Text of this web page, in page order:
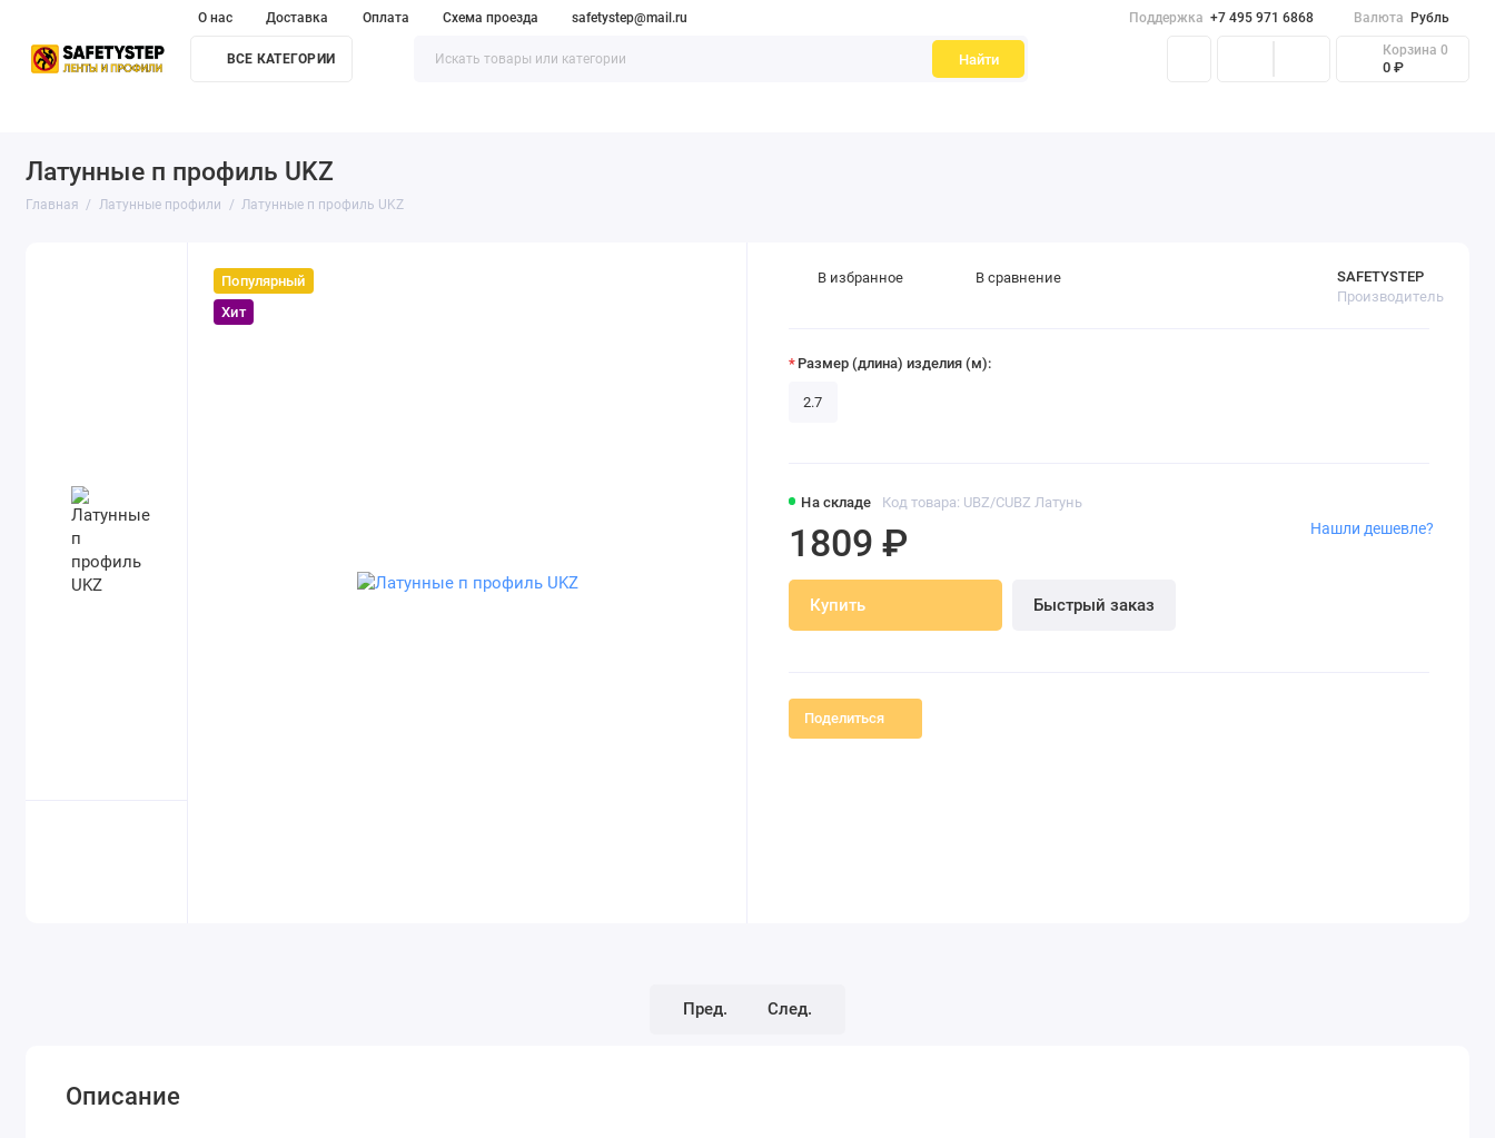
О нас Доставка Оплата Схема проезда safetystep@mail.ru Поддержка +7 495 971 6868 Валюта Рубль
ВСЕ КАТЕГОРИИ Найти
Корзина 0
0 ₽
Латунные п профиль UKZ
Главная Латунные профили Латунные п профиль UKZ
Популярный
Хит
На складе Код товара: UBZ/CUBZ Латунь
SAFETYSTEP
Производитель
1809 ₽
Купить Быстрый заказ
Нашли дешевле?
В избранное В сравнение
Размер (длина) изделия (м):
2.7
Поделиться
Пред. След.
Описание